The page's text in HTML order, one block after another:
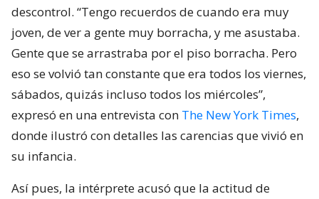
descontrol. “Tengo recuerdos de cuando era muy
joven, de ver a gente muy borracha, y me asustaba.
Gente que se arrastraba por el piso borracha. Pero
eso se volvió tan constante que era todos los viernes,
sábados, quizás incluso todos los miércoles”,
expresó en una entrevista con The New York Times,
donde ilustró con detalles las carencias que vivió en
su infancia.
Así pues, la intérprete acusó que la actitud de